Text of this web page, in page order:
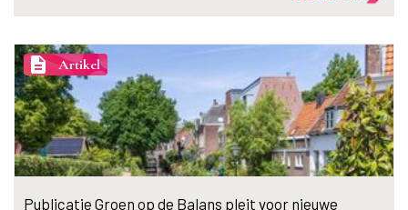
description Artikel
Publicatie Groen op de Balans pleit voor nieuwe